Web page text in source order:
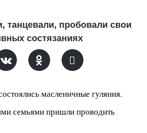
танцевали, пробовали свои
состязаниях
масленичные гуляния.
семьями пришли проводить